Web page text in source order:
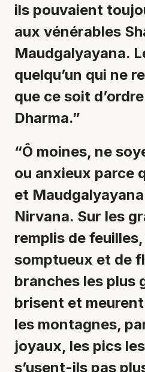
ils pouvaient
aux vénérables
Maudgalyayana.
quelqu’un qui ne
que ce soit
Dharma.”
“Ô moines, ne
ou anxieux parce
et
Nirvana. Sur les
remplis de
somptueux et de
branches les plus
brisent et
les montagnes,
joyaux, les pics
s’usent-ils pas